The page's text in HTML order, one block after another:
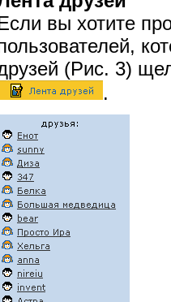
вы хотите
(Рис. 3)
.